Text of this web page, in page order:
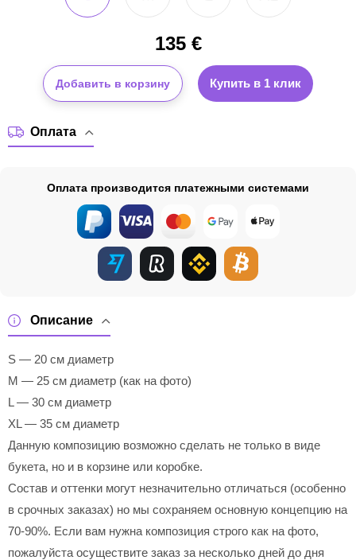
135€
Добавить в корзину Купить в 1 клик
Описание
S — 20 см диаметр
M — 25 см диаметр (как на фото)
L — 30 см диаметр
XL — 35 см диаметр
Данную композицию возможно сделать не только в виде
букета, но и в корзине или коробке.
Состав и оттенки могут незначительно отличаться (особенно
в срочных заказах) но мы сохраняем основную концепцию на
70-90%. Если вам нужна композиция строго как на фото,
пожалуйста осуществите заказ за несколько дней до дня
Оплата
Оплата производится платежными системами